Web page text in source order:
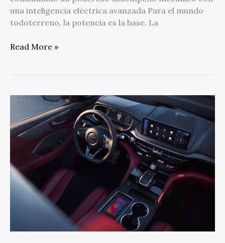
una inteligencia eléctrica avanzada Para el mundo
todoterreno, la potencia es la base. La
Read More »
impulsa
su
evolución
acústica
con
tecnología
Bang